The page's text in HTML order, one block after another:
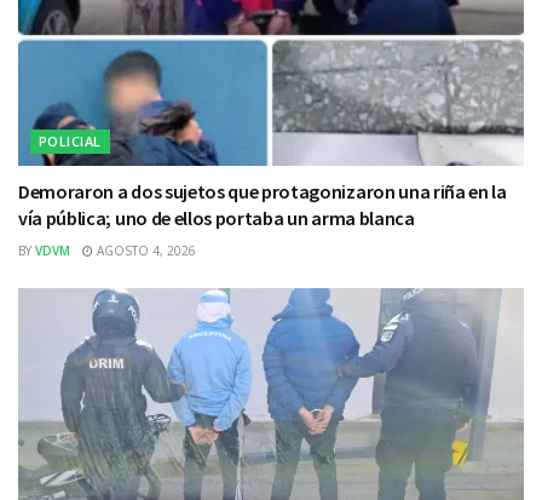
POLICIAL
Demoraron a dos sujetos que protagonizaron una riña en la
vía pública; uno de ellos portaba un arma blanca
BY VDVM AGOSTO 4, 2026